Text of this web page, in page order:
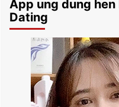
App ung dung hen
Dating